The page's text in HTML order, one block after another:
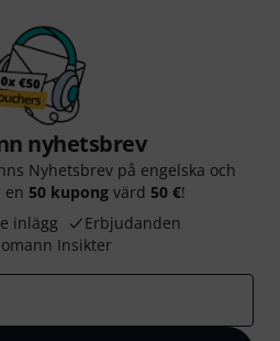
nyhetsbrev
Nyhetsbrev på engelska och
en 50 kupong värd 50 €!
inlägg
Erbjudanden
Insikter